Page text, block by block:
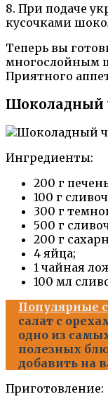
8. При подаче
кусочками
Теперь вы
многослойным
Приятного
Шоколадный
Ингредиенты:
200 г
100 г
300 г
500 г
200 г
4 яйца;
1 чайная
100 мл
Популярные
салат с
одно из
полезных
добавить на
Приготовление: